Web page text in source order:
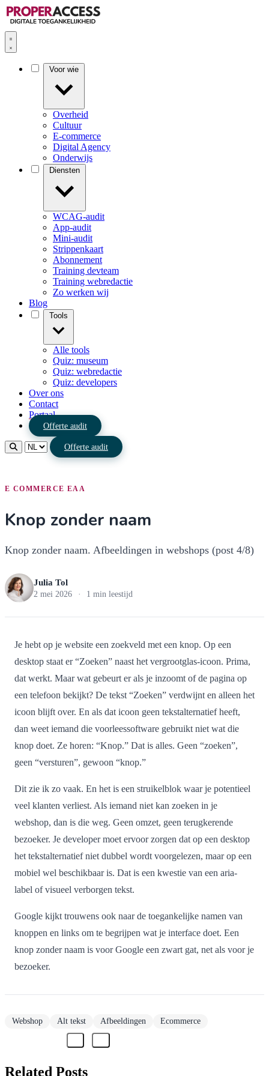
Overheid
Cultuur
E-commerce
Digital Agency
Onderwijs
WCAG-audit
App-audit
Mini-audit
Strippenkaart
Abonnement
Training devteam
Training webredactie
Zo werken wij
Blog
Alle tools
Quiz: museum
Quiz: webredactie
Quiz: developers
Over ons
Contact
Portaal
Offerte audit
Offerte audit
E COMMERCE EAA
Knop zonder naam
Knop zonder naam. Afbeeldingen in webshops (post 4/8)
Julia Tol
2 mei 2026 · 1 min leestijd
Je hebt op je website een zoekveld met een knop. Op een
desktop staat er “Zoeken” naast het vergrootglas-icoon. Prima,
dat werkt. Maar wat gebeurt er als je inzoomt of de pagina op
een telefoon bekijkt? De tekst “Zoeken” verdwijnt en alleen het
icoon blijft over. En als dat icoon geen tekstalternatief heeft,
dan weet iemand die voorleessoftware gebruikt niet wat die
knop doet. Ze horen: “Knop.” Dat is alles. Geen “zoeken”,
geen “versturen”, gewoon “knop.”
Dit zie ik zo vaak. En het is een struikelblok waar je potentieel
veel klanten verliest. Als iemand niet kan zoeken in je
webshop, dan is die weg. Geen omzet, geen terugkerende
bezoeker. Je developer moet ervoor zorgen dat op een desktop
het tekstalternatief niet dubbel wordt voorgelezen, maar op een
mobiel wel beschikbaar is. Dat is een kwestie van een aria-
label of visueel verborgen tekst.
Google kijkt trouwens ook naar de toegankelijke namen van
knoppen en links om te begrijpen wat je interface doet. Een
knop zonder naam is voor Google een zwart gat, net als voor je
bezoeker.
Webshop Alt tekst Afbeeldingen Ecommerce
Related Posts